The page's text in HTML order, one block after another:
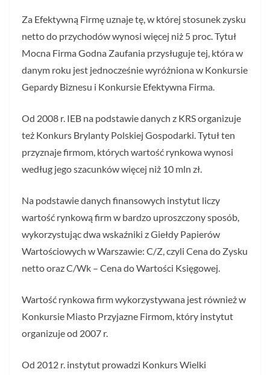
Za Efektywną Firmę uznaje tę, w której stosunek zysku
netto do przychodów wynosi więcej niż 5 proc. Tytuł
Mocna Firma Godna Zaufania przysługuje tej, która w
danym roku jest jednocześnie wyróżniona w Konkursie
Gepardy Biznesu i Konkursie Efektywna Firma.
Od 2008 r. IEB na podstawie danych z KRS organizuje
też Konkurs Brylanty Polskiej Gospodarki. Tytuł ten
przyznaje firmom, których wartość rynkowa wynosi
według jego szacunków więcej niż 10 mln zł.
Na podstawie danych finansowych instytut liczy
wartość rynkową firm w bardzo uproszczony sposób,
wykorzystując dwa wskaźniki z Giełdy Papierów
Wartościowych w Warszawie: C/Z, czyli Cena do Zysku
netto oraz C/Wk – Cena do Wartości Księgowej.
Wartość rynkowa firm wykorzystywana jest również w
Konkursie Miasto Przyjazne Firmom, który instytut
organizuje od 2007 r.
Od 2012 r. instytut prowadzi Konkurs Wielki